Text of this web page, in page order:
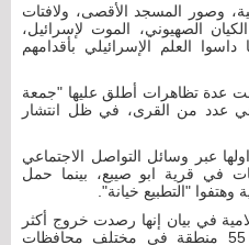
وصور المسجد الأقصى، ولافتات
الصهيوني، الموت لإسرائيل،
العلم الإسرائيلي بأقدامهم
أيلول 2020، خرجت عدة تظاهرات أطلق عليها "جمعة
عدد من القرى، في ظل انتشار
عبر وسائل التواصل الاجتماعي
في قرية ابو صيبع، بينما حمل
"التطبيع خيانة".
في بيان إنها رصدت خروج أكثر
من 150 تظاهرة في أكثر من 55 منطقة في مختلف محافظات